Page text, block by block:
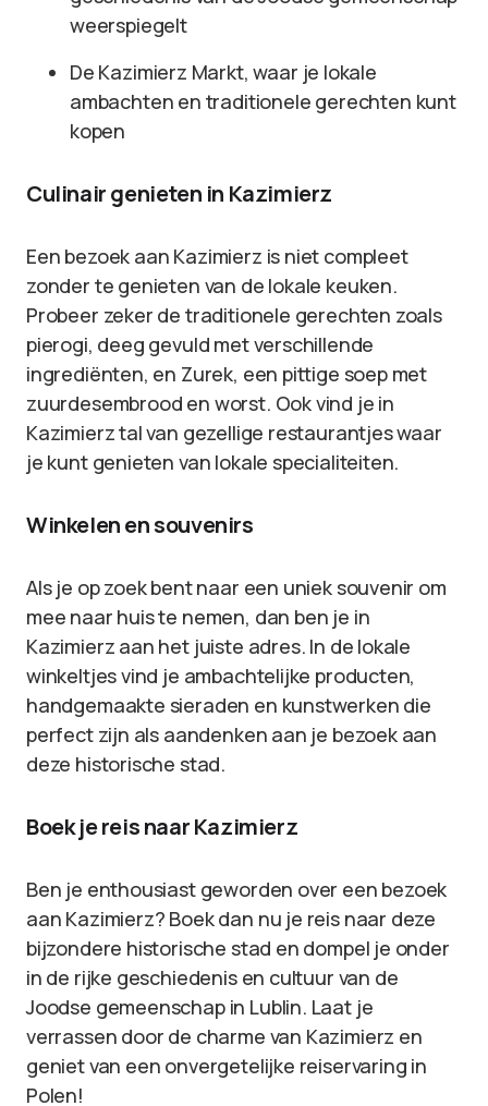
weerspiegelt
De Kazimierz Markt, waar je lokale
ambachten en traditionele gerechten kunt
kopen
Culinair genieten in Kazimierz
Een bezoek aan Kazimierz is niet compleet
zonder te genieten van de lokale keuken.
Probeer zeker de traditionele gerechten zoals
pierogi, deeg gevuld met verschillende
ingrediënten, en Zurek, een pittige soep met
zuurdesembrood en worst. Ook vind je in
Kazimierz tal van gezellige restaurantjes waar
je kunt genieten van lokale specialiteiten.
Winkelen en souvenirs
Als je op zoek bent naar een uniek souvenir om
mee naar huis te nemen, dan ben je in
Kazimierz aan het juiste adres. In de lokale
winkeltjes vind je ambachtelijke producten,
handgemaakte sieraden en kunstwerken die
perfect zijn als aandenken aan je bezoek aan
deze historische stad.
Boek je reis naar Kazimierz
Ben je enthousiast geworden over een bezoek
aan Kazimierz? Boek dan nu je reis naar deze
bijzondere historische stad en dompel je onder
in de rijke geschiedenis en cultuur van de
Joodse gemeenschap in Lublin. Laat je
verrassen door de charme van Kazimierz en
geniet van een onvergetelijke reiservaring in
Polen!